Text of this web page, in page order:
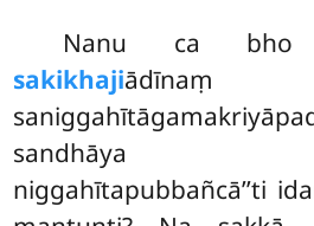
Nanu ca bho
sakikhaji
sandhāya
niggahītapubbañcā’’ti